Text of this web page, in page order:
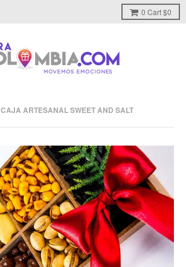
0 Cart$0
CAJA ARTESANAL SWEET AND SALT